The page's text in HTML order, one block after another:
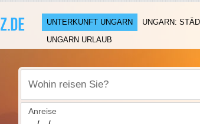
UNTERKUNFT UNGARN UNGARN:
UNGARN URLAUB
Wohin reisen Sie?
Anreise